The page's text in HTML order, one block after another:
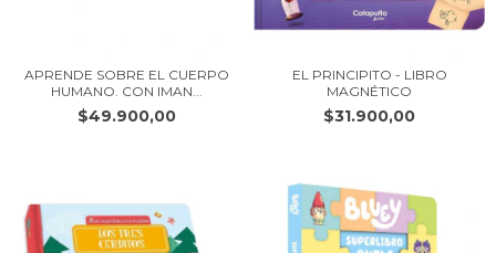
APRENDE SOBRE EL CUERPO
HUMANO. CON IMAN...
$49.900,00
EL PRINCIPITO - LIBRO
MAGNÉTICO
$31.900,00